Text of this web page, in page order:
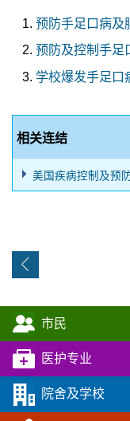
预防手足口病及
预防及控制手足
学校爆发手足口
相关连结
美国疾病控制及预
市民
医护专业
院舍及学校